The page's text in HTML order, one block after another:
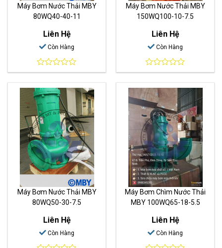
Máy Bơm Nước Thải MBY
80WQ40-40-11
Liên Hệ
Còn Hàng
0
out
of
5
Máy Bơm Nước Thải MBY
150WQ100-10-7.5
Liên Hệ
Còn Hàng
0
out
of
Máy Bơm Nước Thải MBY
80WQ50-30-7.5
Liên Hệ
Còn Hàng
Máy Bơm Chìm Nước Thải
MBY 100WQ65-18-5.5
Liên Hệ
Còn Hàng